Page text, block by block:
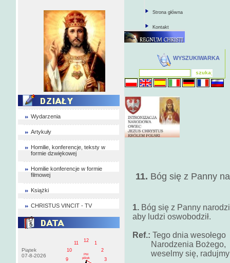
Wydarzenia
Artykuły
Homilie, konferencje, teksty w
formie dzwiękowej
Homilie konferencje w formie
filmowej
Książki
CHRISTUS VINCIT - TV
Piątek
07-8-2026
1
2
3
9
10
11
12
PM
pištek
Strona główna
Kontakt
WYSZUKIWARKA
11. Bóg się z Panny
1. Bóg się z Panny
aby ludzi oswobodził.
Ref.: Tego dnia wesołego
Narodzenia Bożego,
weselmy się, radujmy